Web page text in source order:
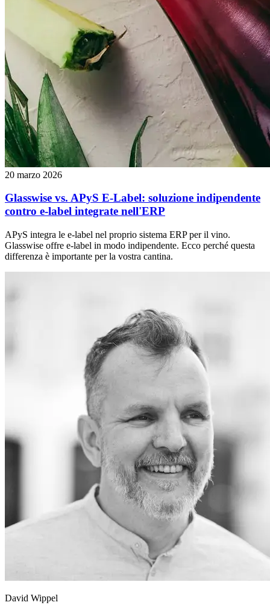
20 marzo 2026
Glasswise vs. APyS E-Label: soluzione indipendente
contro e-label integrate nell'ERP
APyS integra le e-label nel proprio sistema ERP per il vino.
Glasswise offre e-label in modo indipendente. Ecco perché questa
differenza è importante per la vostra cantina.
David Wippel